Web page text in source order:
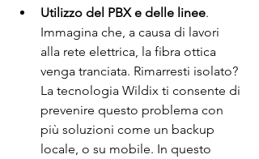
Utilizzo del PBX e delle linee.
Immagina che, a causa di lavori
alla rete elettrica, la fibra ottica
venga tranciata. Rimarresti isolato?
La tecnologia Wildix ti consente di
prevenire questo problema con
più soluzioni come un backup
locale, o su mobile. In questo